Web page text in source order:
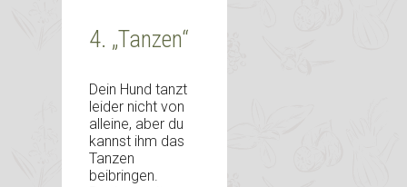
4. „Tanzen“
Dein Hund tanzt
leider nicht von
alleine, aber du
kannst ihm das
Tanzen
beibringen.